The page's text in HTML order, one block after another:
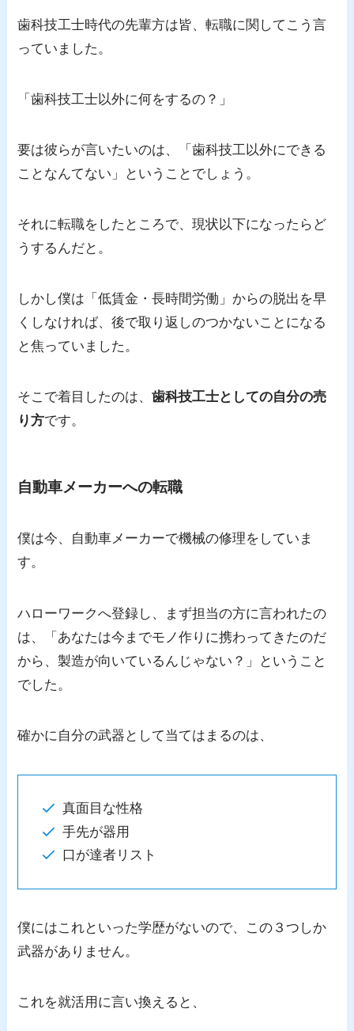
歯科技工士時代の先輩方は皆、転職に関してこう言
っていました。
「歯科技工士以外に何をするの？」
要は彼らが言いたいのは、「歯科技工以外にできる
ことなんてない」ということでしょう。
それに転職をしたところで、現状以下になったらど
うするんだと。
しかし僕は「低賃金・長時間労働」からの脱出を早
くしなければ、後で取り返しのつかないことになる
と焦っていました。
そこで着目したのは、歯科技工士としての自分の売
り方です。
自動車メーカーへの転職
僕は今、自動車メーカーで機械の修理をしていま
す。
ハローワークへ登録し、まず担当の方に言われたの
は、「あなたは今までモノ作りに携わってきたのだ
から、製造が向いているんじゃない？」ということ
でした。
確かに自分の武器として当てはまるのは、
真面目な性格
手先が器用
口が達者リスト
僕にはこれといった学歴がないので、この３つしか
武器がありません。
これを就活用に言い換えると、